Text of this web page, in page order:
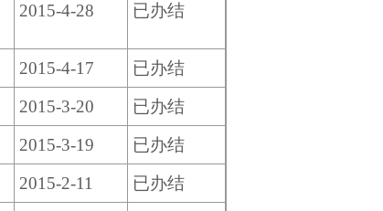
2015-4-28 已办结
2015-4-17
已办结
2015-3-20
已办结
2015-3-19
已办结
2015-2-11
已办结